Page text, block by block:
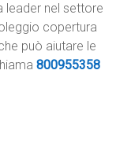
leader nel settore
copertura
può aiutare le
800955358